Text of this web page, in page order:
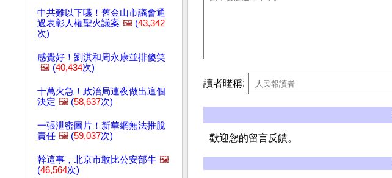
中共難以下嚥！舊金山市議會通
過表彰人權聖火議案 🖼️ (43,342
次)
感覺好！劉淇和周永康並排傻笑
🖼️ (40,434次)
十萬火急！政治局連夜做出這個
決定 🖼️ (58,637次)
一張泄密圖片！新華網無法推脫
責任 🖼️ (59,037次)
幹這事，北京市敢比公安部牛 🖼️
(46,564次)
讀者暱稱:
歡迎您的留言反饋。